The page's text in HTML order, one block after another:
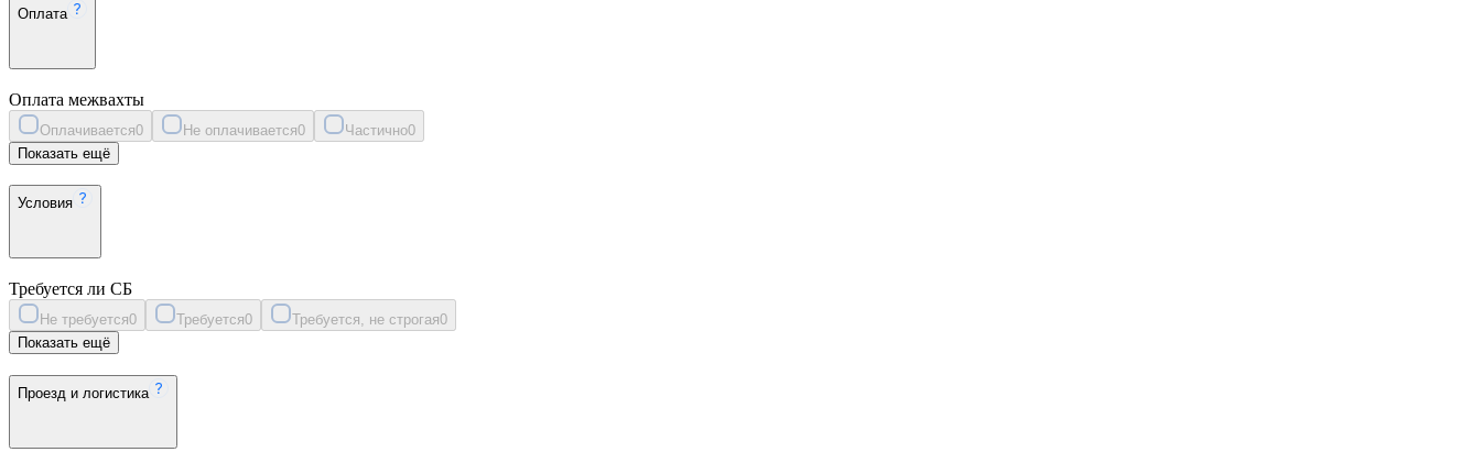
Оплата
Оплата межвахты
Оплачивается0 Не оплачивается0 Частично0
Показать ещё
Условия
Требуется ли СБ
Не требуется0 Требуется0 Требуется, не строгая0
Показать ещё
Проезд и логистика